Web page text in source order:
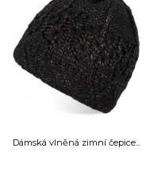
Dámská vlněná zimní čepice...